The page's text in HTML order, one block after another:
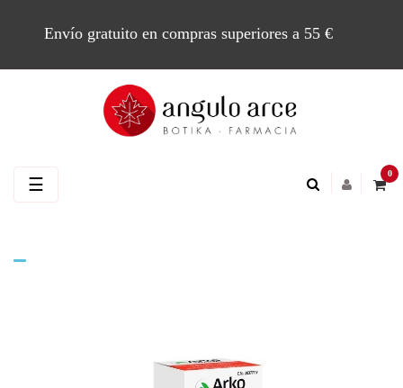
Envío gratuito en compras superiores a 55 €
0
Navegación
☰